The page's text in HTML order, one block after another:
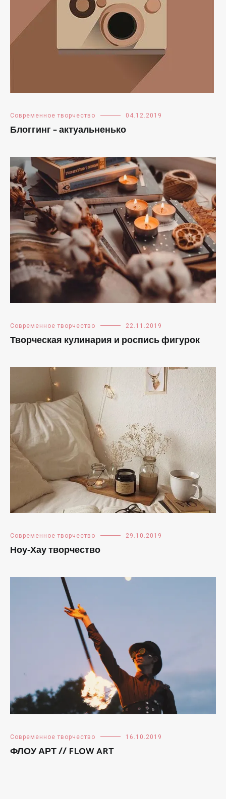
Современное творчество 04.12.2019
Блоггинг – актуальненько
Современное творчество 22.11.2019
Творческая кулинария и роспись фигурок
Современное творчество 29.10.2019
Ноу-Хау творчество
Современное творчество 16.10.2019
ФЛОУ АРТ // FLOW ART